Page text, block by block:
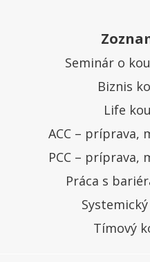
Seminár o
Biznis
Life
ACC – príprava,
PCC – príprava,
Práca s
Tímový